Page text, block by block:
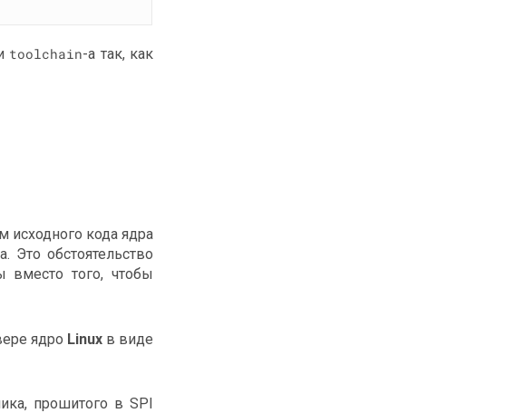
toolchain-а так, как
исходного кода ядра
обстоятельство
вместо того, чтобы
ядро Linux в виде
прошитого в SPI